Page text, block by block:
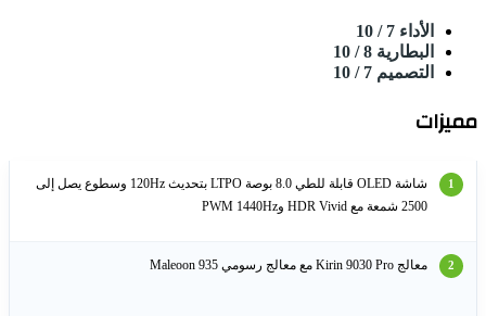
الأداء 7
/ 10
البطارية 8
/ 10
التصميم 7
/ 10
شاشة OLED قابلة للطي 8.0 بوصة LTPO بتحديث 120Hz وسطوع يصل إلى
2500 شمعة مع HDR Vivid وPWM 1440Hz
معالج Kirin 9030 Pro مع معالج رسومي Maleoon 935